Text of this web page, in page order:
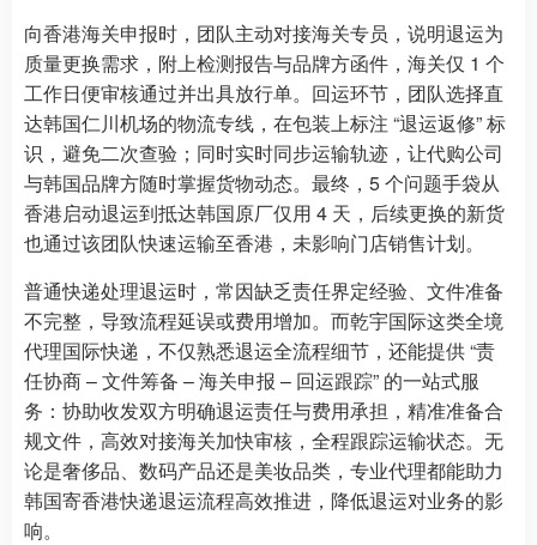
向香港海关申报时，团队主动对接海关专员，说明退运为
质量更换需求，附上检测报告与品牌方函件，海关仅 1 个
工作日便审核通过并出具放行单。回运环节，团队选择直
达韩国仁川机场的物流专线，在包装上标注 “退运返修” 标
识，避免二次查验；同时实时同步运输轨迹，让代购公司
与韩国品牌方随时掌握货物动态。最终，5 个问题手袋从
香港启动退运到抵达韩国原厂仅用 4 天，后续更换的新货
也通过该团队快速运输至香港，未影响门店销售计划。
普通快递处理退运时，常因缺乏责任界定经验、文件准备
不完整，导致流程延误或费用增加。而乾宇国际这类全境
代理国际快递，不仅熟悉退运全流程细节，还能提供 “责
任协商 – 文件筹备 – 海关申报 – 回运跟踪” 的一站式服
务：协助收发双方明确退运责任与费用承担，精准准备合
规文件，高效对接海关加快审核，全程跟踪运输状态。无
论是奢侈品、数码产品还是美妆品类，专业代理都能助力
韩国寄香港快递退运流程高效推进，降低退运对业务的影
响。